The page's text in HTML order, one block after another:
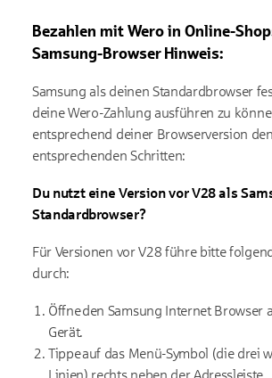
Bezahlen mit Wero in Online-
Samsung-Browser Hinweis:
Samsung als deinen Standardbrowser
deineWero-Zahlung ausführen zu
entsprechend deiner Browserversion den
entsprechenden Schritten:
Du nutzt eine Version vor V28als
Standardbrowser?
Für Versionen vor V28 führe bitte
durch:
Öffne den Samsung Internet Browser
Gerät.
Tippe auf das Menü-Symbol (die drei